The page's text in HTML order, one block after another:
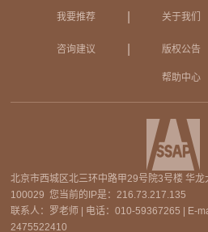
我要推荐 关于我们
咨询建议 版权公告
帮助中心
北京市西城区北三环中路甲29号院3号楼 华龙
100029 您当前的IP是：216.73.217.135
联系人：罗老师 | 电话：010-59367265 | E-
2475522410